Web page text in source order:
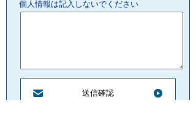
個人情報は記入しないでください